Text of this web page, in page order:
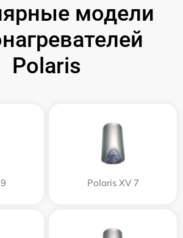
модели
Polaris
Polaris XV 7